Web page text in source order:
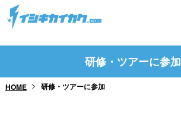
トップページ
研修・ツアーに参加
HOME 研修・ツアーに参加